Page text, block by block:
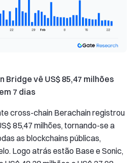
Bridge vê US$ 85,47 milhões
7 dias
cross-chain Berachain registrou
85,47 milhões, tornando-se a
as blockchains públicas,
Logo atrás estão Base e Sonic,